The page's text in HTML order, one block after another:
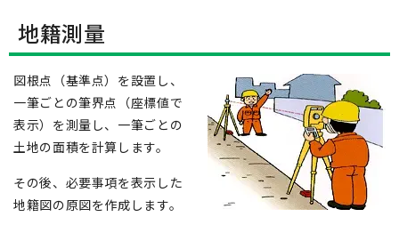
地籍測量
図根点（基準点）を設置し、
一筆ごとの筆界点（座標値で
表示）を測量し、一筆ごとの
土地の面積を計算します。
その後、必要事項を表示した
地籍図の原図を作成します。